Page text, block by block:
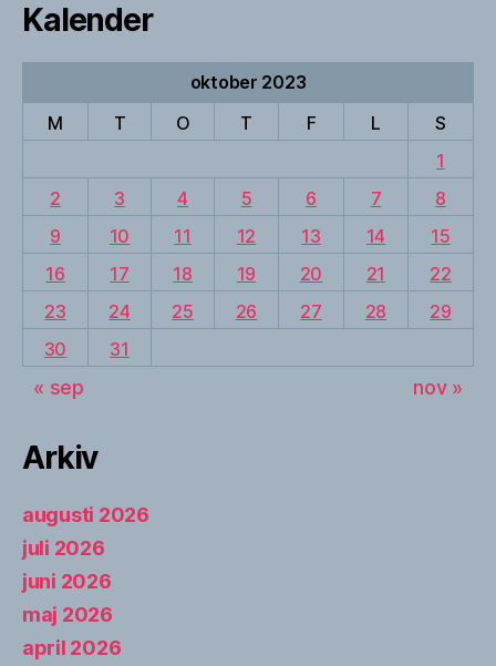
Kalender
oktober 2023
M
T O T F L
S
1
2
3 4 5 6 7
8
9
10 11 12 13 14
15
16
17 18 19 20 21
22
23
24 25 26 27 28
29
30
31
« sep nov »
Arkiv
augusti 2026
juli 2026
juni 2026
maj 2026
april 2026